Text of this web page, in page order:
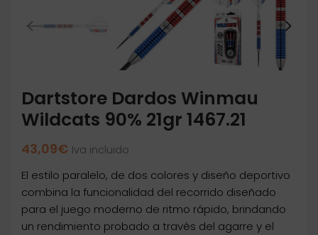
Dartstore Dardos Winmau
Wildcats 90% 21gr 1467.21
43,09€ Iva incluido
El estilo paralelo, de dos colores y diseño deportivo
combina la funcionalidad del recorrido diseñado
para el juego moderno de ritmo rápido, brindando
un rendimiento probado a través del agarre y el